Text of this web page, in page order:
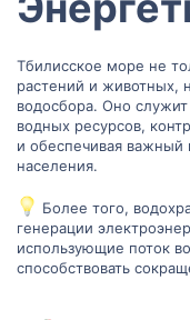
Тбилисское море не
растений и животных,
водосбора. Оно
водных ресурсов,
и обеспечивая важный
населения.
Более того,
генерации
использующие поток
способствовать